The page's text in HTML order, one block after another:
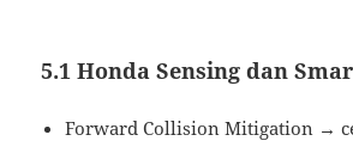
5.1 Honda Sensing dan
Forward Collision Mitigation →